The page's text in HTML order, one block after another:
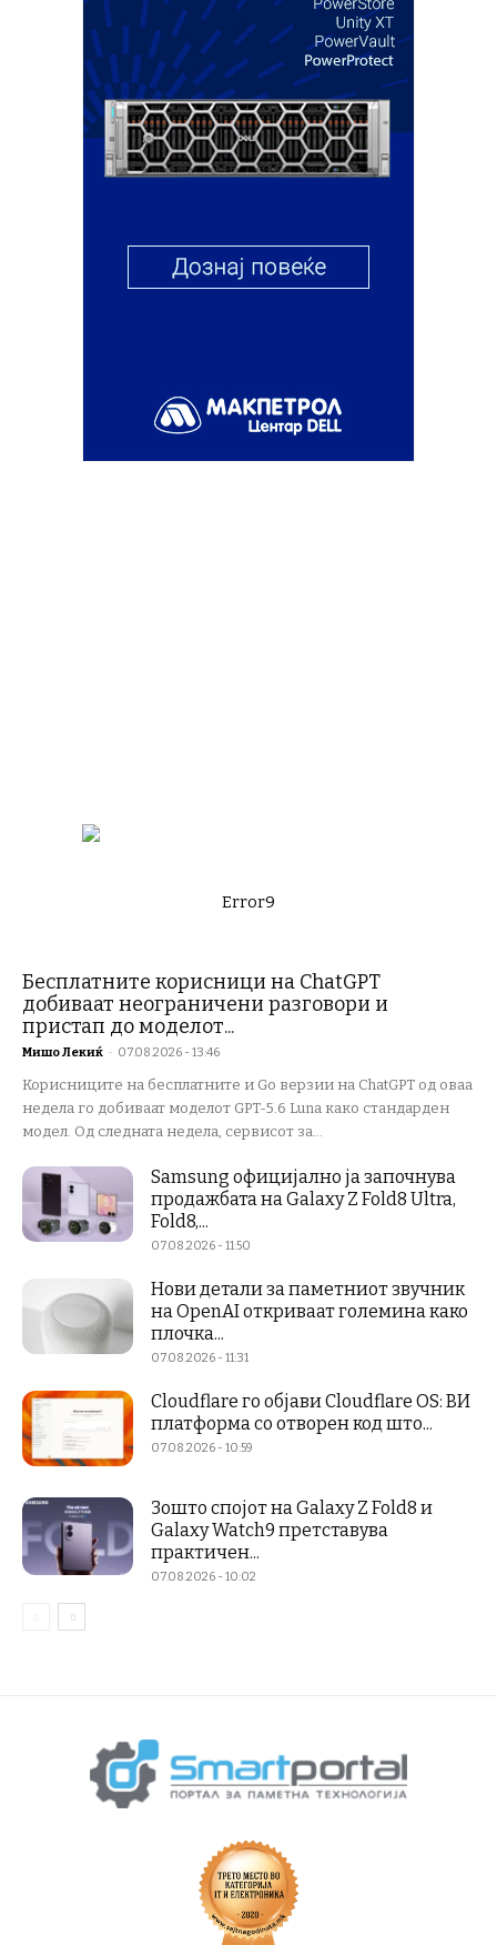
Error9
Бесплатните корисници на ChatGPT
добиваат неограничени разговори и
пристап до моделот...
Мишо Лекиќ - 07.08.2026 - 13:46
Корисниците на бесплатните и Go верзии на ChatGPT од оваа
недела го добиваат моделот GPT-5.6 Luna како стандарден
модел. Од следната недела, сервисот за...
Samsung официјално ја започнува
продажбата на Galaxy Z Fold8 Ultra,
Fold8,...
07.08.2026 - 11:50
Нови детали за паметниот звучник
на OpenAI откриваат големина како
плочка...
07.08.2026 - 11:31
Cloudflare го објави Cloudflare OS: ВИ
платформа со отворен код што...
07.08.2026 - 10:59
Зошто спојот на Galaxy Z Fold8 и
Galaxy Watch9 претставува
практичен...
07.08.2026 - 10:02